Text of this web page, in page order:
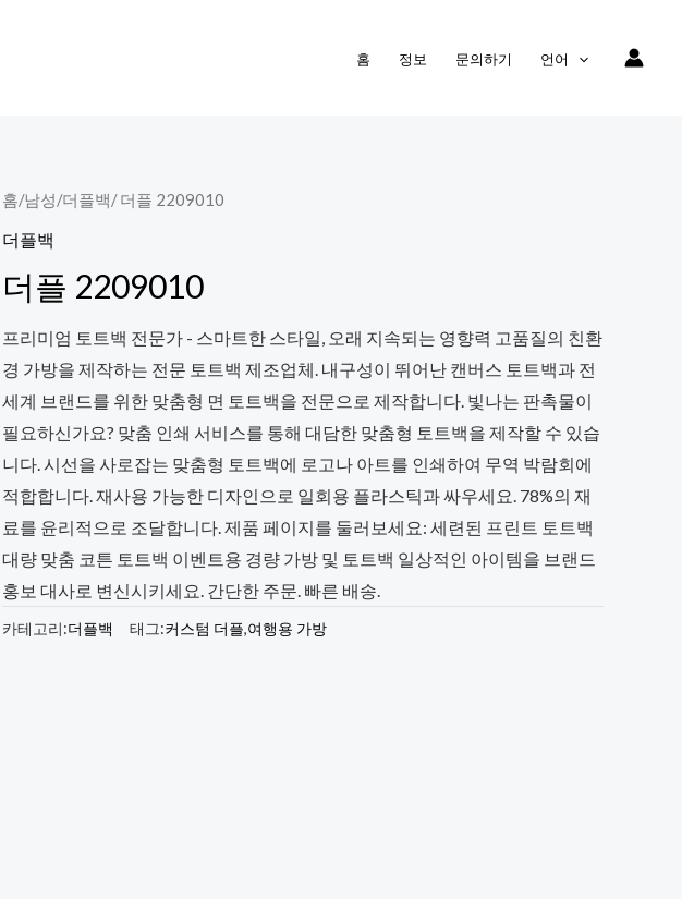
홈 정보 문의하기 언어
홈/남성/더플백/ 더플 2209010
더플백
더플 2209010
프리미엄 토트백 전문가 - 스마트한 스타일, 오래 지속되는 영향력 고품질의 친환
경 가방을 제작하는 전문 토트백 제조업체. 내구성이 뛰어난 캔버스 토트백과 전
세계 브랜드를 위한 맞춤형 면 토트백을 전문으로 제작합니다. 빛나는 판촉물이
필요하신가요? 맞춤 인쇄 서비스를 통해 대담한 맞춤형 토트백을 제작할 수 있습
니다. 시선을 사로잡는 맞춤형 토트백에 로고나 아트를 인쇄하여 무역 박람회에
적합합니다. 재사용 가능한 디자인으로 일회용 플라스틱과 싸우세요. 78%의 재
료를 윤리적으로 조달합니다. 제품 페이지를 둘러보세요: 세련된 프린트 토트백
대량 맞춤 코튼 토트백 이벤트용 경량 가방 및 토트백 일상적인 아이템을 브랜드
홍보 대사로 변신시키세요. 간단한 주문. 빠른 배송.
카테고리:더플백 태그:커스텀 더플,여행용 가방